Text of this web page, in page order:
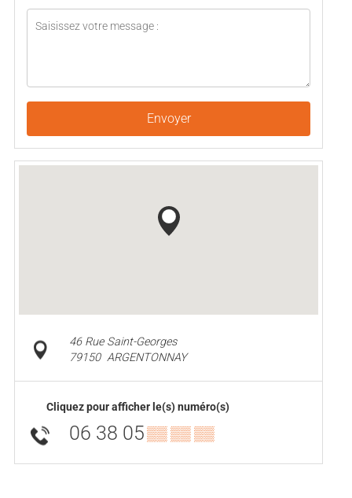
Envoyer
46 Rue Saint-Georges
79150 ARGENTONNAY
Cliquez pour afficher le(s) numéro(s)
06 38 05▒▒ ▒▒ ▒▒